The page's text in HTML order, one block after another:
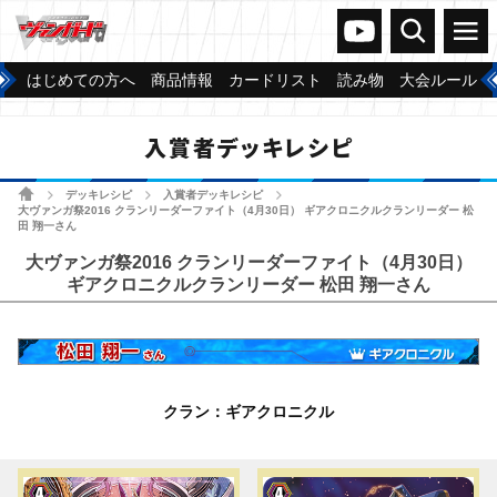
ヴァンガードch
検索 メニュー
はじめての方へ 商品情報 カードリスト 読み物 大会ルール
入賞者デッキレシピ
ホームデッキレシピ 入賞者デッキレシピ
大ヴァンガ祭2016 クランリーダーファイト（4月30日） ギアクロニクルクランリーダー 松
田 翔一さん
大ヴァンガ祭2016 クランリーダーファイト（4月30日）
ギアクロニクルクランリーダー 松田 翔一さん
クラン：ギアクロニクル